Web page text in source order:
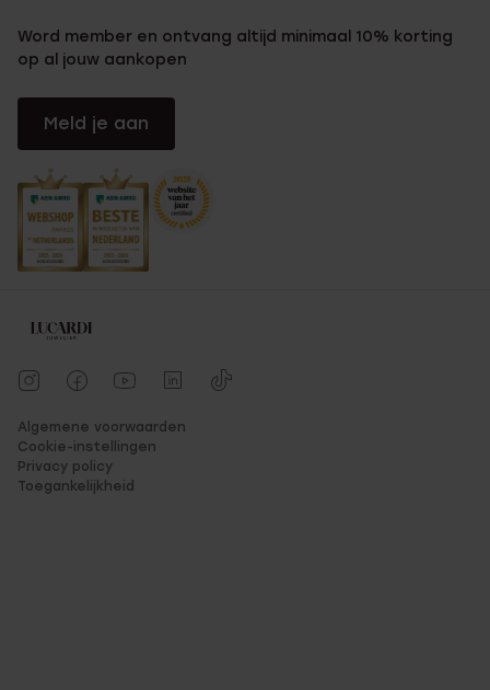
Word member en ontvang altijd minimaal 10% korting
op al jouw aankopen
Meld je aan
Algemene voorwaarden
Cookie-instellingen
Privacy policy
Toegankelijkheid